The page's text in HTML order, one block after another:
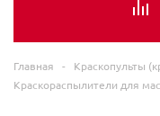
Главная - Краскопульты
Краскораспылители для